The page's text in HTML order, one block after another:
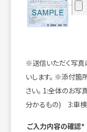
※送信いただく写真
いします。 ※添付箇
さい。 1:全体のお写
分かるもの) 3:車
ご入力内容の確認*